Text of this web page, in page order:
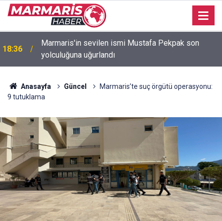
Marmaris'in sevilen ismi Mustafa Pekpak son
yolculuğuna uğurlandı
16:35
Bakan Fidan: "Körfez'de devam eden savaş
dikkatimizi Filistin meselesinden ayırmadı"
Anasayfa Güncel
Marmaris’te suç örgütü operasyonu:
9 tutuklama